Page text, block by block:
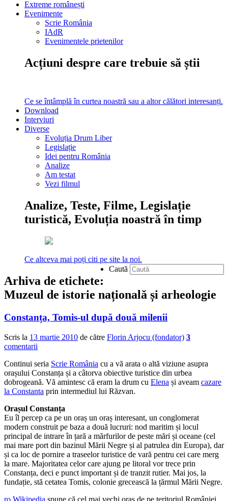
Extreme românești
Evenimente
Scrie România
IAdR
Evenimentele prietenilor
Acțiuni despre care trebuie să știi
Ce se întâmplă în curtea noastră sau a altor călători interesanți.
Download
Interviuri
Diverse
Evoluția Drum Liber
Legislație
Idei pentru România
Analize
Am testat
Vezi filmul
Analize, Teste, Filme, Legislație
turistică, Evoluția noastră în timp
Ce altceva mai poți citi pe site la noi.
Caută
Arhiva de etichete:
Muzeul de istorie națională și arheologie
Constanța, Tomis-ul după două milenii
Scris la 13 martie 2010 de către Florin Arjocu (fondator) 3
comentarii
Continui seria Scrie România cu a vă arata o altă viziune asupra
orașului Constanța și a câtorva obiective turistice din urbea
dobrogeană. Vă amintesc că eram la drum cu Elena și aveam cazare
la Constanta prin intermediul lui Răzvan.
Orașul Constanța
Eu îl percep ca pe un oraș un oraș interesant, un conglomerat
modern construit pe baza a două lucruri: nod maritim și locul
principal de intrare în țară a mărfurilor de peste mări și oceane (cel
mai mare port din bazinul Mării Negre și al patrulea din Europa), dar
și ca loc de pornire a traseelor turistice de vară pentru cei care merg
la mare. Majoritatea celor care ajung pe litoral vor trece prin
Constanța, deci e punct important și de tranzit rutier. Mai jos, la
fundație, stă cetatea Tomis, colonie grecească la țărmul Mării Negre.
ro.Wikipedia spune că cel mai vechi oraș de pe teritoriul României,